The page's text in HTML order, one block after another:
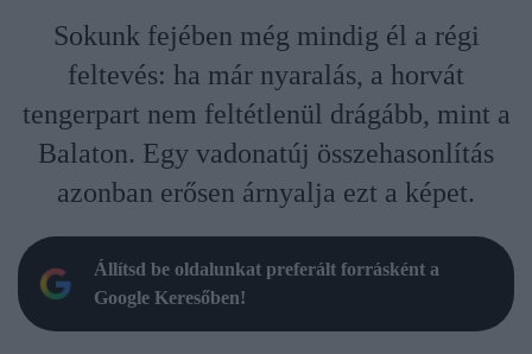
Sokunk fejében még mindig él a régi
feltevés: ha már nyaralás, a horvát
tengerpart nem feltétlenül drágább, mint a
Balaton. Egy vadonatúj összehasonlítás
azonban erősen árnyalja ezt a képet.
Állítsd be oldalunkat preferált forrásként a
Google Keresőben!